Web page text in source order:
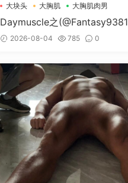
大块头
大胸肌 大胸肌肉男
Daymuscle之
79-@孔控Kong）
2026-08-04 785 0